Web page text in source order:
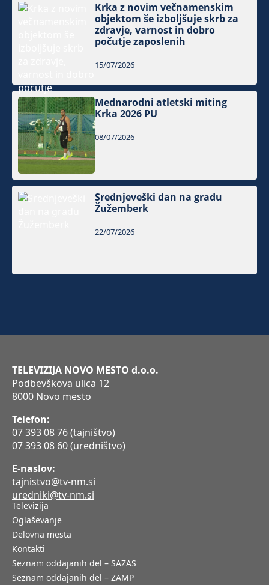
Krka z novim večnamenskim
objektom še izboljšuje skrb za
zdravje, varnost in dobro
počutje zaposlenih
15/07/2026
Mednarodni atletski miting
Krka 2026 PU
08/07/2026
Srednjeveški dan na gradu
Žužemberk
22/07/2026
TELEVIZIJA NOVO MESTO d.o.o.
Podbevškova ulica 12
8000 Novo mesto
Telefon:
07 393 08 76(tajništvo)
07 393 08 60(uredništvo)
E-naslov:
tajnistvo@tv-nm.si
uredniki@tv-nm.si
Televizija
Oglaševanje
Delovna mesta
Kontakti
Seznam oddajanih del – SAZAS
Seznam oddajanih del – ZAMP